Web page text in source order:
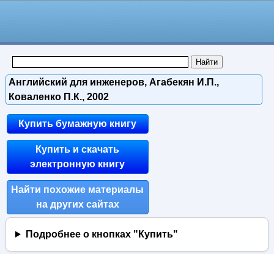
Английский для инженеров, Агабекян И.П.,
Коваленко П.К., 2002
Купить бумажную книгу
Купить и скачать
электронную книгу
Найти похожие материалы
на других сайтах
Подробнее о кнопках "Купить"